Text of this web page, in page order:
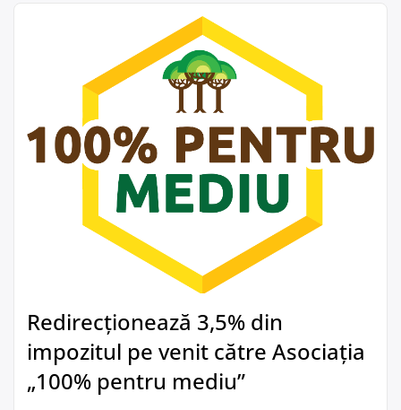
Redirecționează 3,5% din
impozitul pe venit către Asociația
„100% pentru mediu”